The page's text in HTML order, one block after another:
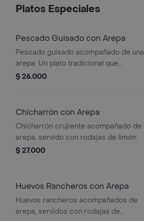
Platos Especiales
Pescado Guisado con Arepa
Pescado guisado acompañado de una
arepa. Un plato tradicional que
combina sabores del mar con la
$ 26.000
Chicharrón con Arepa
Chicharrón crujiente acompañado de
arepa, servido con rodajas de limón.
$ 27.000
Huevos Rancheros con Arepa
Huevos rancheros acompañados de
arepa, servidos con rodajas de